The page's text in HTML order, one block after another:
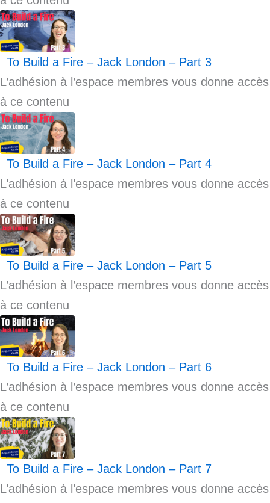
To Build a Fire – Jack London – Part 3
L’adhésion à l’espace membres vous donne accès
à ce contenu
To Build a Fire – Jack London – Part 4
L’adhésion à l’espace membres vous donne accès
à ce contenu
To Build a Fire – Jack London – Part 5
L’adhésion à l’espace membres vous donne accès
à ce contenu
To Build a Fire – Jack London – Part 6
L’adhésion à l’espace membres vous donne accès
à ce contenu
To Build a Fire – Jack London – Part 7
L’adhésion à l’espace membres vous donne accès